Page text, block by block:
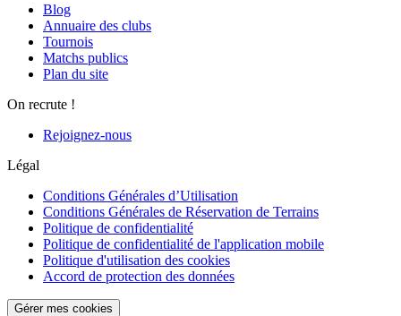
Blog
Annuaire des clubs
Tournois
Matchs publics
Plan du site
On recrute !
Rejoignez-nous
Légal
Conditions Générales d’Utilisation
Conditions Générales de Réservation de Terrains
Politique de confidentialité
Politique de confidentialité de l'application mobile
Politique d'utilisation des cookies
Accord de protection des données
Gérer mes cookies